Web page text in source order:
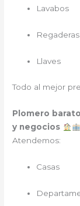
Lavabos
Regaderas
Llaves
Todo al mejor
Plomero
y negocios
Atendemos:
Casas